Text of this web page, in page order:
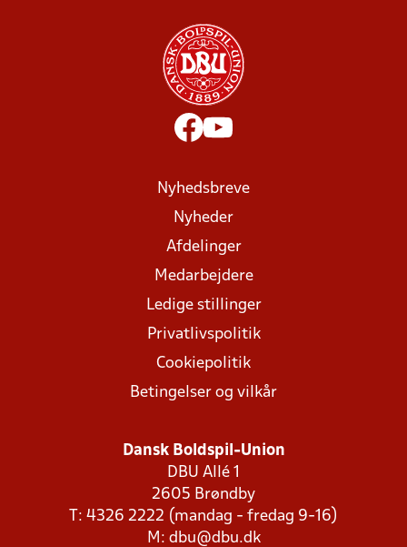
Nyhedsbreve
Nyheder
Afdelinger
Medarbejdere
Ledige stillinger
Privatlivspolitik
Cookiepolitik
Betingelser og vilkår
Dansk Boldspil-Union
DBU Allé 1
2605 Brøndby
T: 4326 2222 (mandag - fredag 9-16)
M: dbu@dbu.dk